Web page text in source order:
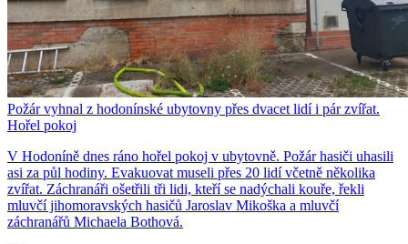
Požár vyhnal z hodonínské ubytovny přes dvacet lidí i pár zvířat.
Hořel pokoj
V Hodoníně dnes ráno hořel pokoj v ubytovně. Požár hasiči uhasili
asi za půl hodiny. Evakuovat museli přes 20 lidí včetně několika
zvířat. Záchranáři ošetřili tři lidi, kteří se nadýchali kouře, řekli
mluvčí jihomoravských hasičů Jaroslav Mikoška a mluvčí
záchranářů Michaela Bothová.